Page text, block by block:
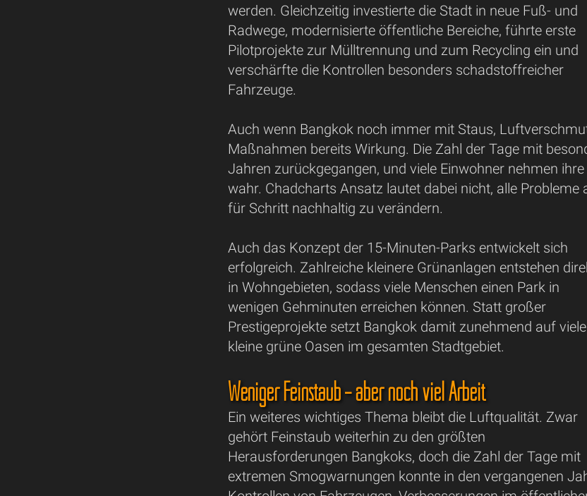
werden. Gleichzeitig investierte die Stadt in neue Fuß- und
Radwege, modernisierte öffentliche Bereiche, führte erste
Pilotprojekte zur Mülltrennung und zum Recycling ein und
verschärfte die Kontrollen besonders schadstoffreicher
Fahrzeuge.
Auch wenn Bangkok noch immer mit Staus,
Maßnahmen bereits Wirkung. Die Zahl der Tage mit
Jahren zurückgegangen, und viele Einwohner nehmen
wahr. Chadcharts Ansatz lautet dabei nicht, alle
für Schritt nachhaltig zu verändern.
Auch das Konzept der 15-Minuten-Parks entwickelt sich
erfolgreich. Zahlreiche kleinere Grünanlagen entstehen
in Wohngebieten, sodass viele Menschen einen Park in
wenigen Gehminuten erreichen können. Statt großer
Prestigeprojekte setzt Bangkok damit zunehmend auf viele
kleine grüne Oasen im gesamten Stadtgebiet.
Weniger Feinstaub – aber noch viel Arbeit
Ein weiteres wichtiges Thema bleibt die Luftqualität. Zwar
gehört Feinstaub weiterhin zu den größten
Herausforderungen Bangkoks, doch die Zahl der Tage mit
extremen Smogwarnungen konnte in den vergangenen